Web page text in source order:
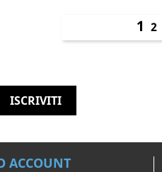
1 2
ACCOUNT